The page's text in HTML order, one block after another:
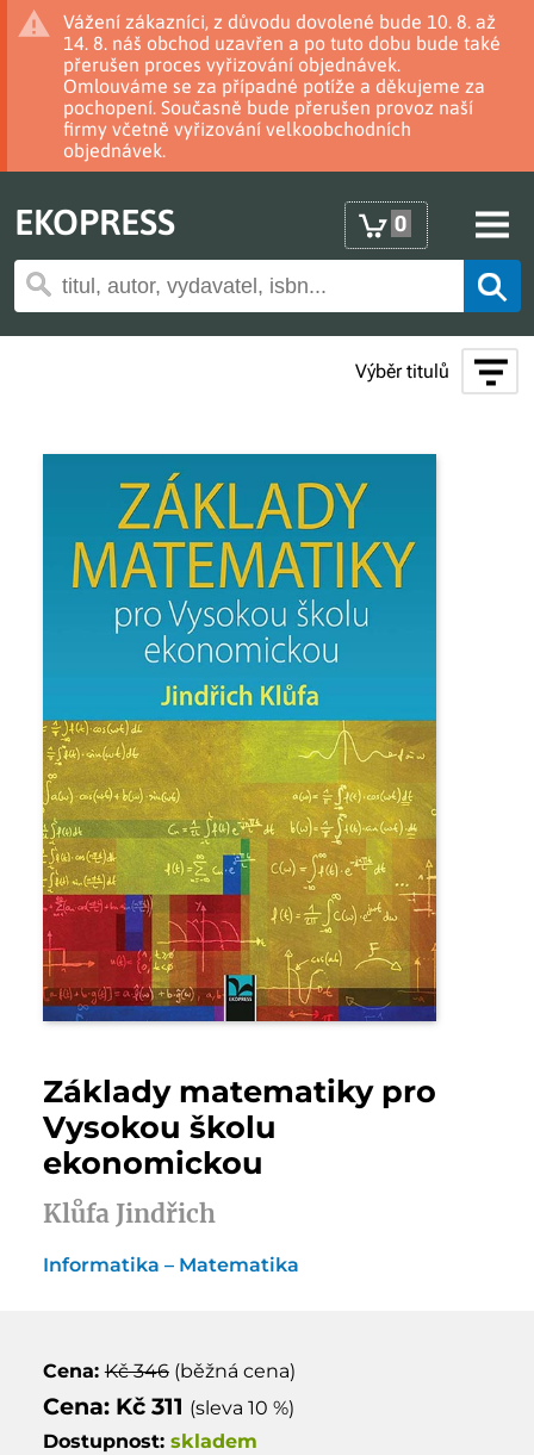
Vážení zákazníci, z důvodu dovolené bude 10. 8. až
14. 8. náš obchod uzavřen a po tuto dobu bude také
přerušen proces vyřizování objednávek.
Omlouváme se za případné potíže a děkujeme za
pochopení. Současně bude přerušen provoz naší
firmy včetně vyřizování velkoobchodních
objednávek.
EKOPRESS 0
Výběr titulů
Základy matematiky pro
Vysokou školu
ekonomickou
Klůfa Jindřich
Informatika – Matematika
Cena:Kč 346(běžná cena)
Cena: Kč 311 (sleva 10 %)
Dostupnost: skladem